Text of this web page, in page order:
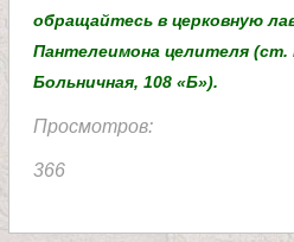
я
П
а
обращайтесь в церковную
Пантелеимона целителя (ст.
Больничная, 108 «Б»).
Просмотров:
366